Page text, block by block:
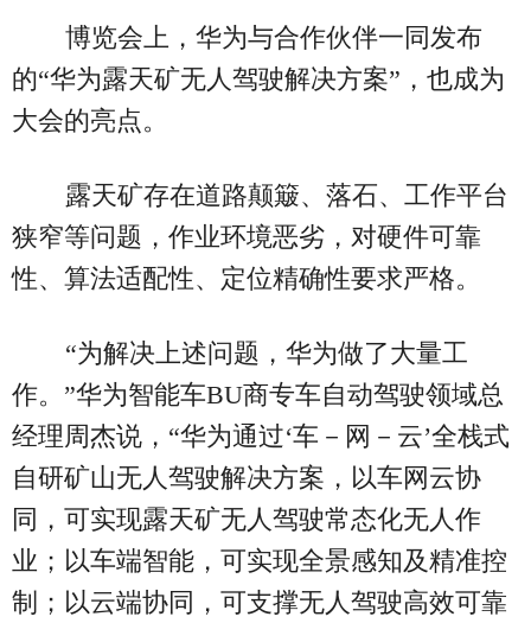
博览会上，华为与合作伙伴一同发布
的“华为露天矿无人驾驶解决方案”，也成为
大会的亮点。
露天矿存在道路颠簸、落石、工作平台
狭窄等问题，作业环境恶劣，对硬件可靠
性、算法适配性、定位精确性要求严格。
“为解决上述问题，华为做了大量工
作。”华为智能车BU商专车自动驾驶领域总
经理周杰说，“华为通过‘车－网－云’全栈式
自研矿山无人驾驶解决方案，以车网云协
同，可实现露天矿无人驾驶常态化无人作
业；以车端智能，可实现全景感知及精准控
制；以云端协同，可支撑无人驾驶高效可靠